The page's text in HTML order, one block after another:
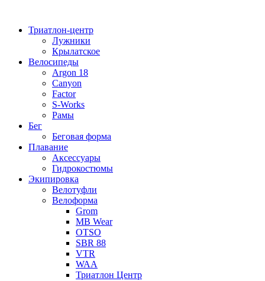
содержимому
Триатлон-центр
Лужники
Крылатское
Велосипеды
Argon 18
Canyon
Factor
S-Works
Рамы
Бег
Беговая форма
Плавание
Аксессуары
Гидрокостюмы
Экипировка
Велотуфли
Велоформа
Grom
MB Wear
OTSO
SBR 88
VTR
WAA
Триатлон Центр